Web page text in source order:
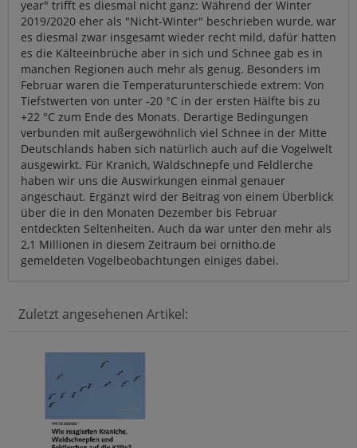
year" trifft es diesmal nicht ganz: Während der Winter
2019/2020 eher als "Nicht-Winter" beschrieben wurde, war
es diesmal zwar insgesamt wieder recht mild, dafür hatten
es die Kälteeinbrüche aber in sich und Schnee gab es in
manchen Regionen auch mehr als genug. Besonders im
Februar waren die Temperaturunterschiede extrem: Von
Tiefstwerten von unter -20 °C in der ersten Hälfte bis zu
+22 °C zum Ende des Monats. Derartige Bedingungen
verbunden mit außergewöhnlich viel Schnee in der Mitte
Deutschlands haben sich natürlich auch auf die Vogelwelt
ausgewirkt. Für Krani­ch, Waldschnepfe und Feldlerche
haben wir uns die Auswirkungen einmal genauer
angeschaut. Ergänzt wird der Beitrag von einem Überblick
über die in den Monaten Dezember bis Februar
entdeckten Seltenheiten. Auch da war unter den mehr als
2,1 Millionen in diesem Zeitraum bei ornitho.de
gemeldeten Vogelbeobachtungen einiges dabei.
Zuletzt angesehenen Artikel: